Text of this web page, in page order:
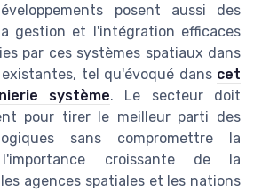
posent aussi des
gestion et l'intégration efficaces
par ces systèmes spatiaux dans
tel qu'évoqué dans cet
système. Le secteur doit
pour tirer le meilleur parti des
sans compromettre la
croissante de la
agences spatiales et les nations